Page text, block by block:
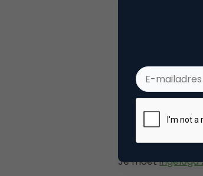
Tags
Plaats
Je moetingelogd